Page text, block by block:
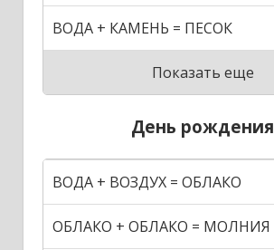
ВОДА + КАМЕНЬ = ПЕСОК
Показать еще
День рождения
ВОДА + ВОЗДУХ = ОБЛАКО
ОБЛАКО + ОБЛАКО = МОЛНИЯ